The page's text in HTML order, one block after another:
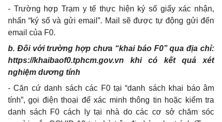
- Trường hợp Trạm y tế thực hiện ký số giấy xác nhận,
nhấn “ký số và gửi email”. Mail sẽ được tự động gửi đến
email của F0.
b. Đối với trường hợp chưa “khai báo F0”qua địa chỉ:
https://khaibaof0.tphcm.gov.vn khi có kết quả xét
nghiệm dương tính
- Căn cứ danh sách các F0 tại “danh sách khai báo âm
tính”, gọi điện thoại để xác minh thông tin hoặc kiểm tra
danh sách F0 cách ly tại nhà do các cơ sở chăm sóc